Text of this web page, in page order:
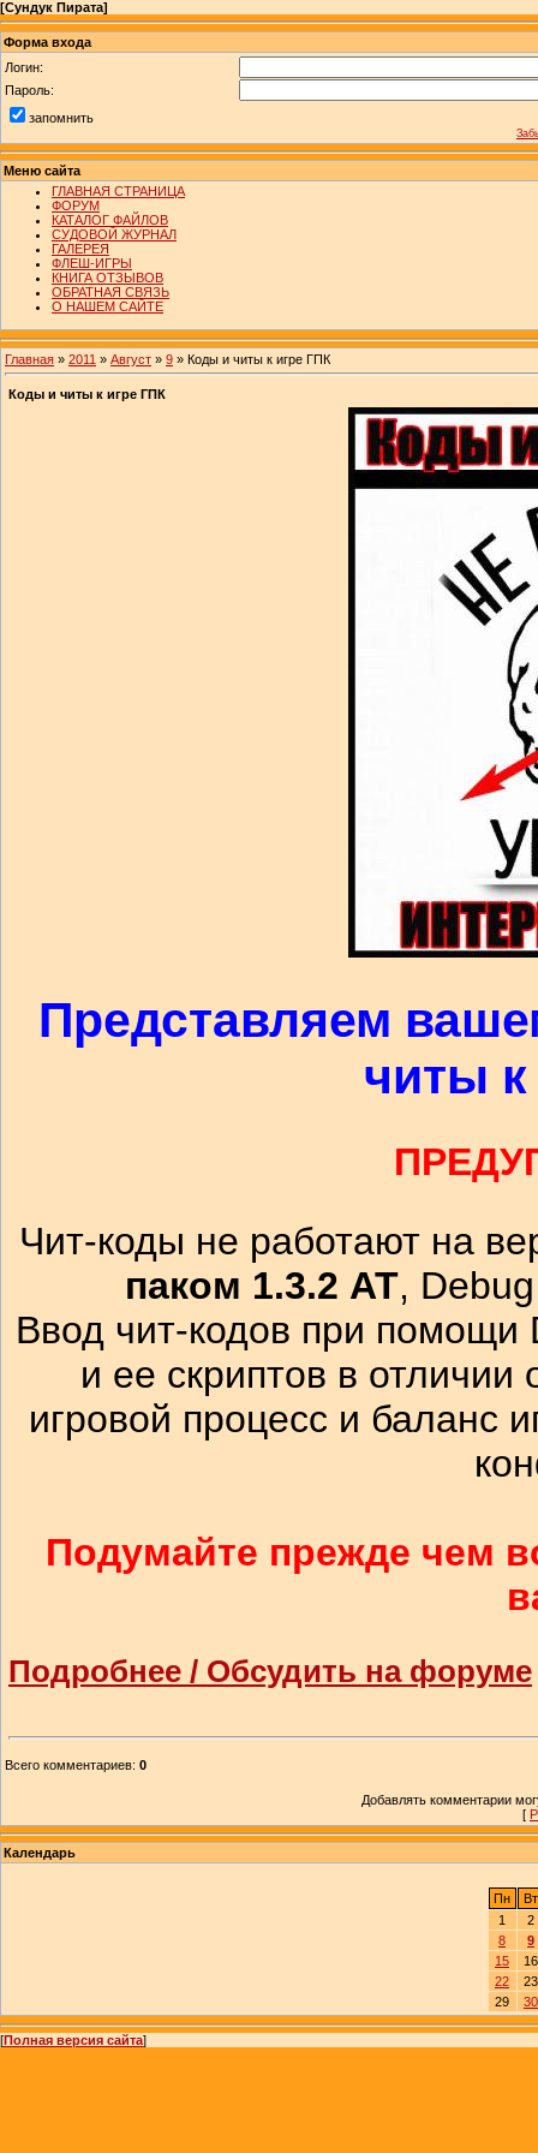
[Сундук Пирата]
Форма входа
Логин:
Пароль:
запомнить
Меню сайта
ГЛАВНАЯ СТРАНИЦА
ФОРУМ
КАТАЛОГ ФАЙЛОВ
СУДОВОЙ ЖУРНАЛ
ГАЛЕРЕЯ
ФЛЕШ-ИГРЫ
КНИГА ОТЗЫВОВ
ОБРАТНАЯ СВЯЗЬ
О НАШЕМ САЙТЕ
Главная » 2011 » Август » 9 » Коды и читы к игре ГПК
Коды и читы к игре ГПК
Представляем
читы
Чит-коды не работают на
паком 1.3.2 АТ,
Ввод чит-кодов при помощи
и ее скриптов в
игровой процесс и баланс
Подумайте прежде чем
Подробнее / Обсудить на форуме
Всего комментариев: 0
Добавлять комментарии
[
Календарь
Пн
Вт
1
2
8
9
15
16
22
23
29
30
[Полная версия сайта]